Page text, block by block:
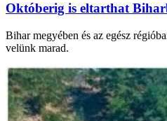
Októberig is eltarthat
Bihar megyében és az egész
velünk marad.